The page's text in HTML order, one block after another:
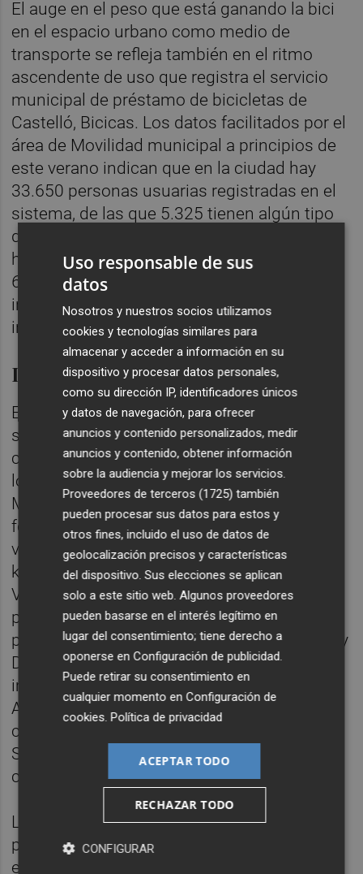
El auge en el peso que está ganando la bici
en el espacio urbano como medio de
transporte se refleja también en el ritmo
ascendente de uso que registra el servicio
municipal de préstamo de bicicletas de
Castelló, Bicicas. Los datos facilitados por el
área de Movilidad municipal a principios de
este verano indican que en la ciudad hay
33.650 personas usuarias registradas en el
sistema, de las que 5.325 tienen algún tipo
de abono activo. De estas, 3.089 son
hombres y 2.236 son mujeres. Bicicas tiene
62 bases distribuidas por toda la ciudad,
incluido su distrito marítimo y la playa, y lo
integran 550 bicicletas.
Las últimas rutas incorporadas
En poco más de un año la ciudad ha logrado
sumar 5 nuevos kilómetros de itinerarios
ciclistas. En julio de 2021 puso en marcha
los 800 metros de carril bici de la calle
Músico Pascual Asensio, financiado con
fondos europeos. Le siguieron después la
vía ciclopeatonal de la CV-16 (1,8
kilómetros), a cargo de la Generalitat
Valenciana; los 620 metros de carril bici
protegido en la Cuadra Lairón, ejecutados
por Infraestructuras; y el de la avenida Harley
Davidson, en el Grau, con 283 metros e
impulsado por el área de Movilidad del
Ayuntamiento de Castelló para conectar el
carril bici del Serradal con el de Ferrandis
Salvador. A finales de año estará operativo el
carril bici de la avenida Lidón.
La red ciclista urbana transcurre en un 75%
por el casco urbano. No obstante, se ha
extendido también por primera vez en los
Uso responsable de sus
datos
Nosotros y nuestros socios utilizamos
cookies y tecnologías similares para
almacenar y acceder a información en su
dispositivo y procesar datos personales,
como su dirección IP, identificadores únicos
y datos de navegación, para ofrecer
anuncios y contenido personalizados, medir
anuncios y contenido, obtener información
sobre la audiencia y mejorar los servicios.
Proveedores de terceros (1725) también
pueden procesar sus datos para estos y
otros fines, incluido el uso de datos de
geolocalización precisos y características
del dispositivo. Sus elecciones se aplican
solo a este sitio web. Algunos proveedores
pueden basarse en el interés legítimo en
lugar del consentimiento; tiene derecho a
oponerse enConfiguración de publicidad
Puede retirar su consentimiento en
cualquier momento enConfiguración de
cookies .Política de privacidad
ACEPTAR TODO
RECHAZAR TODO
CONFIGURAR